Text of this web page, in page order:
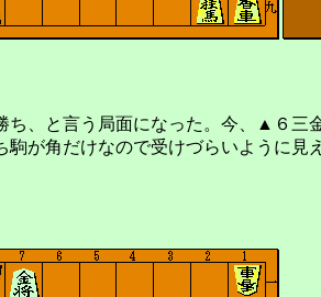
、と言う局面になった。今、▲６
が角だけなので受けづらいように見